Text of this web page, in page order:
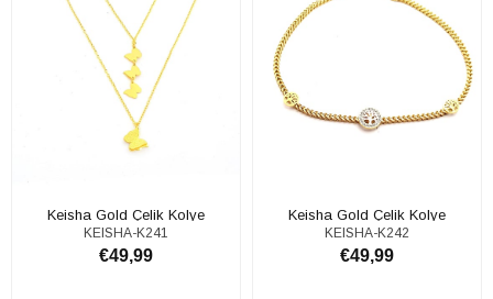
Keisha Gold Çelik Kolye
KEISHA-K241
€49,99
Keisha Gold Çelik Kolye
KEISHA-K242
€49,99